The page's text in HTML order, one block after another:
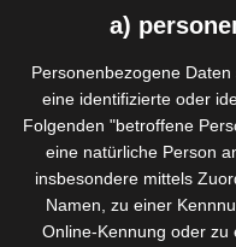
Beine Komplett
60,-Euro
Enthaarung Beine
a)
Personenbezogene
eine identifizierte oder
Folgenden "betroffene
eine natürliche Person
insbesondere mittels
Namen, zu einer
Online-Kennung oder